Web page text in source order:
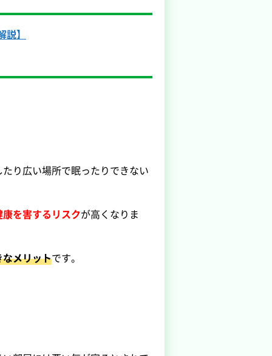
】
り広い場所で眠ったりできない
を害するリスクが高くなりま
メリットです。